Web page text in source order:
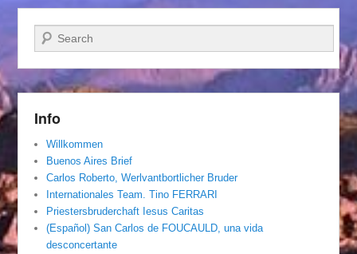
Suchen
Info
Willkommen
Buenos Aires Brief
Carlos Roberto, Werlvantbortlicher Bruder
Internationales Team. Tino FERRARI
Priestersbruderchaft Iesus Caritas
(Español) San Carlos de FOUCAULD, una vida
desconcertante